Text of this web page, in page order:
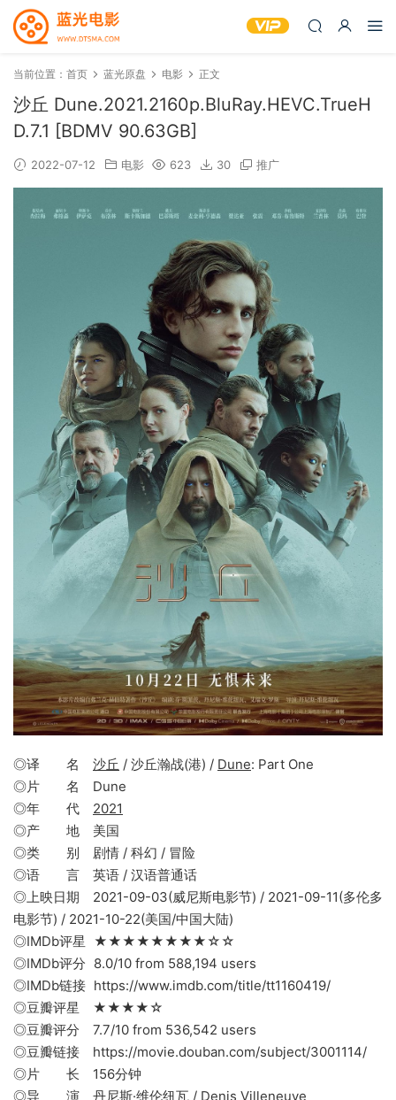
当前位置： 首页 蓝光原盘 电影 正文
沙丘 Dune.2021.2160p.BluRay.HEVC.TrueH
D.7.1 [BDMV 90.63GB]
2022-07-12 电影 623 30 推广
◎译 名 沙丘 / 沙丘瀚战(港) / Dune: Part One
◎片 名 Dune
◎年 代 2021
◎产 地 美国
◎类 别 剧情 / 科幻 / 冒险
◎语 言 英语 / 汉语普通话
◎上映日期 2021-09-03(威尼斯电影节) / 2021-09-11(多伦多
电影节) / 2021-10-22(美国/中国大陆)
◎IMDb评星 ★★★★★★★★☆☆
◎IMDb评分 8.0/10 from 588,194 users
◎IMDb链接 https://www.imdb.com/title/tt1160419/
◎豆瓣评星 ★★★★☆
◎豆瓣评分 7.7/10 from 536,542 users
◎豆瓣链接 https://movie.douban.com/subject/3001114/
◎片 长 156分钟
◎导 演 丹尼斯·维伦纽瓦 / Denis Villeneuve